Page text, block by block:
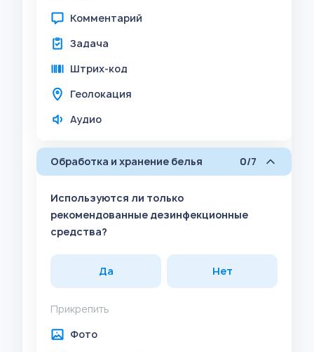
Комментарий
Задача
Штрих-код
Геолокация
Аудио
Обработка и хранение белья 0/7
Используются ли только
рекомендованные дезинфекционные
средства?
Да Нет
Прикрепить
Фото